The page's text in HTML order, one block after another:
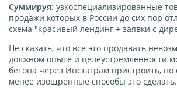
Суммируя: узкоспециализированные
продажи которых в России до сих пор
схема "красивый лендинг + заявки с
Не сказать, что все это продавать
должном опыте и целеустремленности
бетона через Инстаграм пристроить, но
менее изощренные способы это сделать.